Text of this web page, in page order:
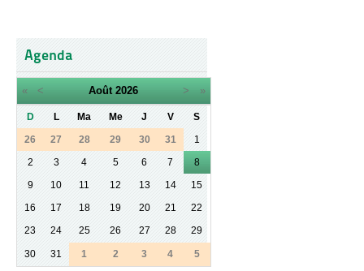
Agenda
« < Août 2026 > »
D L Ma Me J V
S
26
27 28 29 30 31
1
2
3 4 5 6 7
8
9
10 11 12 13 14
15
16
17 18 19 20 21
22
23
24 25 26 27 28 29
30 31 1 2 3 4 5